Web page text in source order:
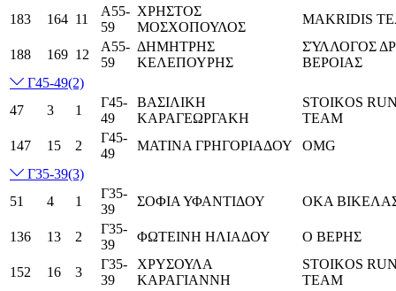
183
164 11
Α55-
59
ΧΡΗΣΤΟΣ
ΜΟΣΧΟΠΟΥΛΟΣ
MAKRIDIS
188 169 12
Α55-
59
ΔΗΜΗΤΡΗΣ
ΚΕΛΕΠΟΥΡΗΣ
ΣΎΛΛΟΓΟΣ
ΒΕΡΟΙΑΣ
Γ45-49(2)
47
3 1
Γ45-
49
ΒΑΣΙΛΙΚΗ
ΚΑΡΑΓΕΩΡΓΑΚΗ
STOIKOS
TEAM
147
15 2
Γ45-
49
ΜΑΤΙΝΑ ΓΡΗΓΟΡΙΑΔΟΥ
OMG
Γ35-39(3)
51
4 1
Γ35-
39
ΣΟΦΙΑ ΥΦΑΝΤΙΔΟΥ ΟΚΑ
136 13 2
Γ35-
39
ΦΩΤΕΙΝΗ ΗΛΙΑΔΟΥ Ο ΒΕΡΗΣ
152 16 3
Γ35-
39
ΧΡΥΣΟΥΛΑ
ΚΑΡΑΓΙΑΝΝΗ
STOIKOS
TEAM